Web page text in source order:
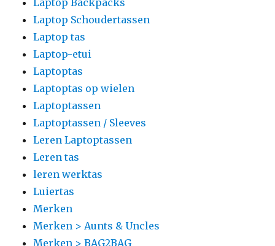
Laptop Backpacks
Laptop Schoudertassen
Laptop tas
Laptop-etui
Laptoptas
Laptoptas op wielen
Laptoptassen
Laptoptassen / Sleeves
Leren Laptoptassen
Leren tas
leren werktas
Luiertas
Merken
Merken > Aunts & Uncles
Merken > BAG2BAG